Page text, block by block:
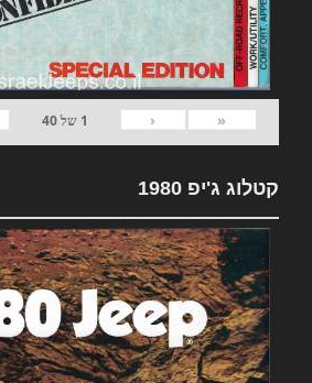
«
‹
1 של40
קטלוג ג'יפ 1980